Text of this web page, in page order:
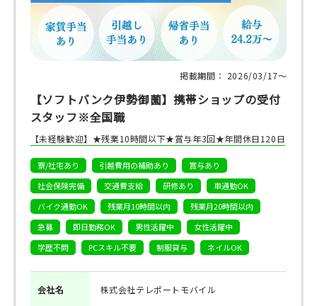
掲載期間： 2026/03/17〜
【ソフトバンク伊勢御薗】携帯ショップの受付
スタッフ※全国職
【未経験歓迎】★残業10時間以下★賞与年3回★年間休日120日
寮/社宅あり 引越費用の補助あり
賞与あり
社会保険完備
交通費支給 研修あり
車通勤OK
バイク通勤OK
残業月10時間以内
残業月20時間以内
急募
即日勤務OK 男性活躍中
女性活躍中
学歴不問
PCスキル不要 制服貸与 ネイルOK
会社名 株式会社テレポートモバイル